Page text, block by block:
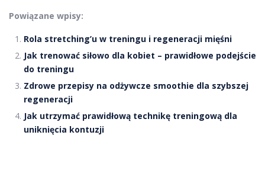
Powiązane wpisy:
Rola stretching’u w treningu i regeneracji mięśni
Jak trenować siłowo dla kobiet – prawidłowe podejście
do treningu
Zdrowe przepisy na odżywcze smoothie dla szybszej
regeneracji
Jak utrzymać prawidłową technikę treningową dla
uniknięcia kontuzji